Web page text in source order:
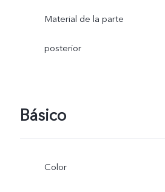
Material de la parte
posterior
Básico
Color